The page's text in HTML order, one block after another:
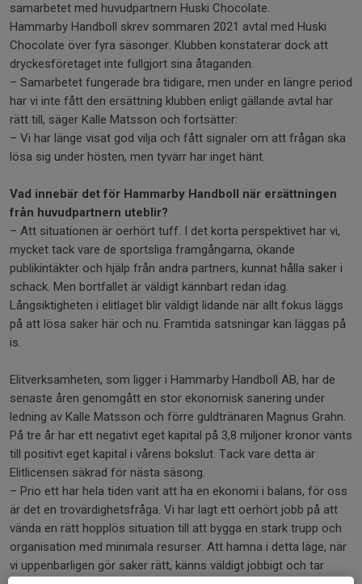
samarbetet med huvudpartnern Huski Chocolate.
Hammarby Handboll skrev sommaren 2021 avtal med Huski
Chocolate över fyra säsonger. Klubben konstaterar dock att
dryckesföretaget inte fullgjort sina åtaganden.
– Samarbetet fungerade bra tidigare, men under en längre period
har vi inte fått den ersättning klubben enligt gällande avtal har
rätt till, säger Kalle Matsson och fortsätter:
– Vi har länge visat god vilja och fått signaler om att frågan ska
lösa sig under hösten, men tyvärr har inget hänt.
Vad innebär det för Hammarby Handboll när ersättningen
från huvudpartnern uteblir?
– Att situationen är oerhört tuff. I det korta perspektivet har vi,
mycket tack vare de sportsliga framgångarna, ökande
publikintäkter och hjälp från andra partners, kunnat hålla saker i
schack. Men bortfallet är väldigt kännbart redan idag.
Långsiktigheten i elitlaget blir väldigt lidande när allt fokus läggs
på att lösa saker här och nu. Framtida satsningar kan läggas på
is.
Elitverksamheten, som ligger i Hammarby Handboll AB, har de
senaste åren genomgått en stor ekonomisk sanering under
ledning av Kalle Matsson och förre guldtränaren Magnus Grahn.
På tre år har ett negativt eget kapital på 3,8 miljoner kronor vänts
till positivt eget kapital i vårens bokslut. Tack vare detta är
Elitlicensen säkrad för nästa säsong.
– Prio ett har hela tiden varit att ha en ekonomi i balans, för oss
är det en trovärdighetsfråga. Vi har lagt ett oerhört jobb på att
vända en rätt hopplös situation till att bygga en stark trupp och
organisation med minimala resurser. Att hamna i detta läge, när
vi uppenbarligen gör saker rätt, känns väldigt jobbigt och tar